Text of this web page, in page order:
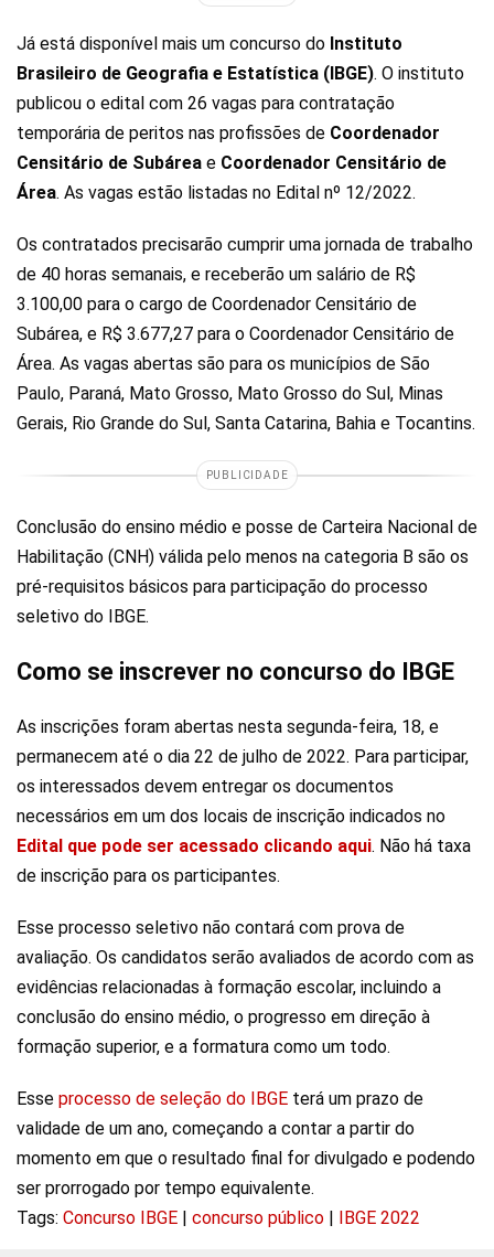
Já está disponível mais um concurso do Instituto
Brasileiro de Geografia e Estatística (IBGE). O instituto
publicou o edital com 26 vagas para contratação
temporária de peritos nas profissões de Coordenador
Censitário de Subárea e Coordenador Censitário de
Área. As vagas estão listadas no Edital nº 12/2022.
Os contratados precisarão cumprir uma jornada de trabalho
de 40 horas semanais, e receberão um salário de R$
3.100,00 para o cargo de Coordenador Censitário de
Subárea, e R$ 3.677,27 para o Coordenador Censitário de
Área. As vagas abertas são para os municípios de São
Paulo, Paraná, Mato Grosso, Mato Grosso do Sul, Minas
Gerais, Rio Grande do Sul, Santa Catarina, Bahia e Tocantins.
PUBLICIDADE
Conclusão do ensino médio e posse de Carteira Nacional de
Habilitação (CNH) válida pelo menos na categoria B são os
pré-requisitos básicos para participação do processo
seletivo do IBGE.
Como se inscrever no concurso do IBGE
As inscrições foram abertas nesta segunda-feira, 18, e
permanecem até o dia 22 de julho de 2022. Para participar,
os interessados devem entregar os documentos
necessários em um dos locais de inscrição indicados no
Edital que pode ser acessado clicando aqui. Não há taxa
de inscrição para os participantes.
Esse processo seletivo não contará com prova de
avaliação. Os candidatos serão avaliados de acordo com as
evidências relacionadas à formação escolar, incluindo a
conclusão do ensino médio, o progresso em direção à
formação superior, e a formatura como um todo.
Esse processo de seleção do IBGE terá um prazo de
validade de um ano, começando a contar a partir do
momento em que o resultado final for divulgado e podendo
ser prorrogado por tempo equivalente.
Tags: Concurso IBGE concurso público IBGE 2022